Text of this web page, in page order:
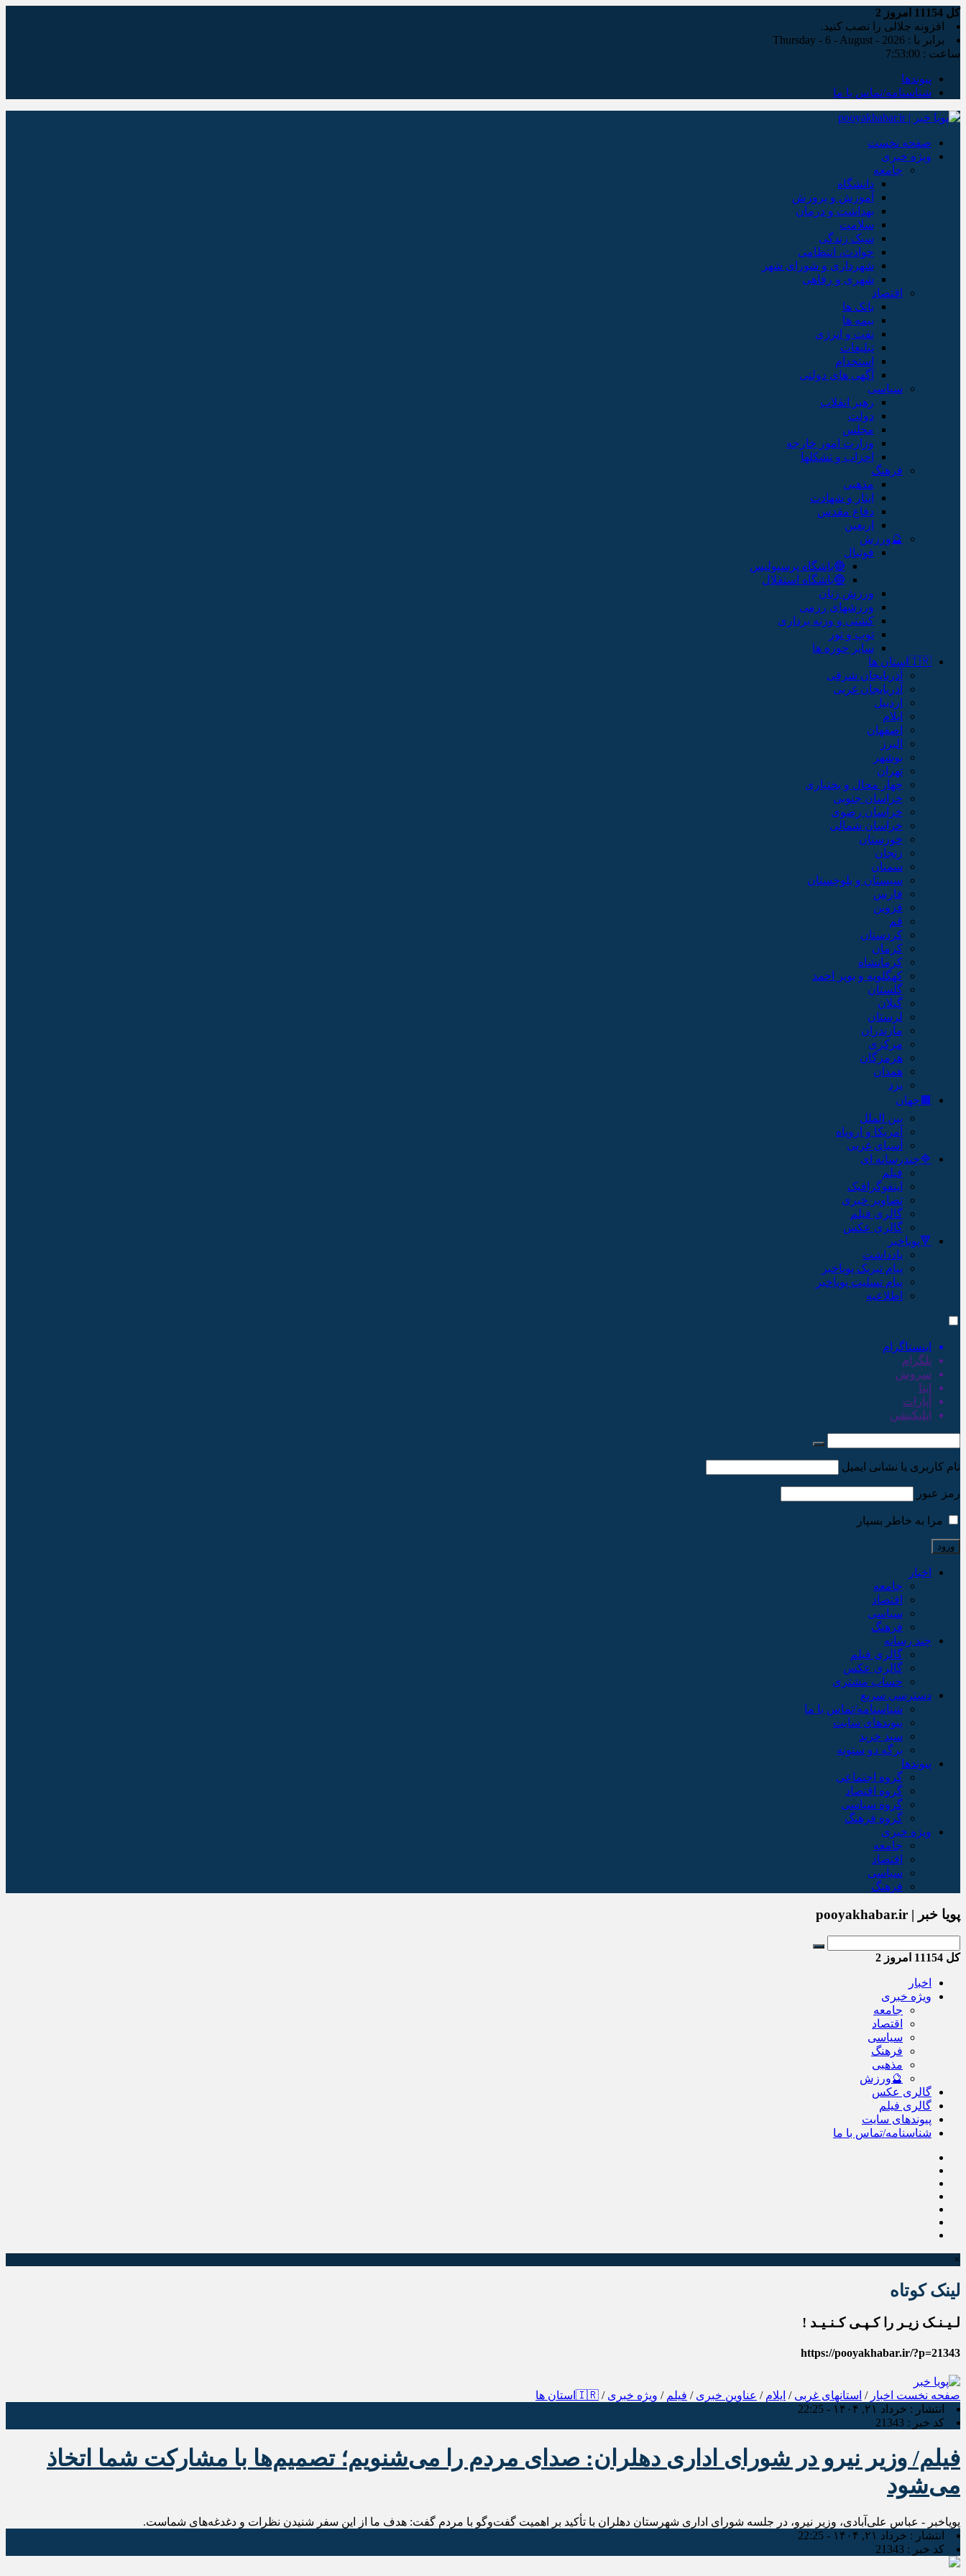
کل امروز 2
افزونه جلالی را نصب کنید.
برابر با : Thursday - 6 - August - 2026
ساعت : 7:53:01
پیوندها
شناسنامه/تماس با ما
صفحه نخست
ویژه خبری
جامعه
دانشگاه
آموزش و پرورش
بهداشت و درمان
سلامت
سبک زندگی
حوادث، انتظامی
شهرداری و شورای شهر
شهری و رفاهی
اقتصاد
بانک ها
بیمه ها
نفت و انرژی
تبلیغات
استخدام
آگهی های دولتی
سیاسی
رهبر انقلاب
دولت
مجلس
وزارت امور خارجه
احزاب و تشکلها
فرهنگ
مذهبی
ایثار و شهادت
دفاع مقدس
اربعین
🔮ورزش
فوتبال
🔴باشگاه پرسپولیس
🔵باشگاه استقلال
ورزش زنان
ورزشهای رزمی
کشتی و وزنه برداری
توپ و تور
سایر حوزه ها
🇮🇷استان ها
آذربایجان شرقی
آذربایجان غربی
اردبیل
ایلام
اصفهان
البرز
بوشهر
تهران
چهار محال و بختیاری
خراسان جنوبی
خراسان رضوی
خراسان شمالی
خوزستان
زنجان
سمنان
سیستان و بلوچستان
فارس
قزوین
قم
کردستان
کرمان
کرمانشاه
کهگلویه و بویر احمد
گلستان
گیلان
لرستان
مازندران
مرکزی
هرمزگان
همدان
یزد
🟫جهان
بین الملل
آمریکا و اروپاه
آسیای غربی
🔷چندرسانه ای
فیلم
اینفوگرافیک
تصاویر خبری
گالری فیلم
گالری عکس
🔻پویاخبر
یادداشت
پیام تبریک پویاخبر
پیام تسلیت پویاخبر
اطلاعیه
اینستاگرام
تلگرام
سروش
ایتا
آپارات
اپلیکیشن
نام کاربری یا نشانی ایمیل
رمز عبور
مرا به خاطر بسپار
اخبار
جامعه
اقتصاد
سیاسی
فرهنگ
چند رسانه
گالری فیلم
گالری عکس
حساب مشتری
دسترسی سریع
شناسنامه/تماس با ما
پیوندهای سایت
سبد خريد
برگه دو ستونه
پیوندها
گروه اجتماعی
گروه اقتصاد
گروه سیاسی
گروه فرهنگ
ویژه خبری
جامعه
اقتصاد
سیاسی
فرهنگ
پویا خبر | pooyakhabar.ir
کل امروز 2
اخبار
ویژه خبری
جامعه
اقتصاد
سیاسی
فرهنگ
مذهبی
🔮ورزش
گالری عکس
گالری فیلم
پیوندهای سایت
شناسنامه/تماس با ما
×
لینک کوتاه
لـیـنـک زیـر را کـپـی کـنـیـد !
https://pooyakhabar.ir/?p=21343
صفحه نخست اخبار / استانهای غربی / ایلام / عناوین خبری / فیلم / ویژه خبری / 🇮🇷استان ها
انتشار : خرداد ۲۱, ۱۴۰۴ - 22:25
کد خبر : 21343
فیلم/ وزیر نیرو در شورای اداری دهلران: صدای مردم را می‌شنویم؛ تصمیم‌ها با مشارکت شما اتخاذ
می‌شود
پویاخبر - عباس علی‌آبادی، وزیر نیرو، در جلسه شورای اداری شهرستان دهلران با تأکید بر اهمیت گفت‌وگو با مردم گفت: هدف ما از این سفر شنیدن نظرات و دغدغه‌های شماست.
انتشار : خرداد ۲۱, ۱۴۰۴ - 22:25
کد خبر : 21343